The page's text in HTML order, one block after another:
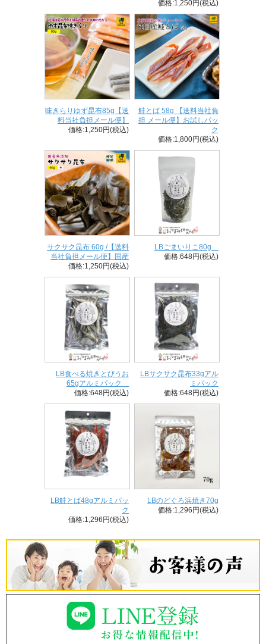
価格:1,250円(税込)
味きらりゆず昆布85g【送
料当社負担メール便】
価格:1,250円(税込)
鮭とば 58g 【送料当社負
担 メール便】お試しパッ
ク
価格:1,800円(税込)
サクサク昆布 60g /【送料
当社負担メール便】国産
価格:1,250円(税込)
LBごまいりこ80g
価格:648円(税込)
LB食べる焼きとびうお
65gアルミパック
価格:648円(税込)
LBサクサク昆布33gアル
ミパック
価格:648円(税込)
LB鮭とば48gアルミパッ
ク
価格:1,296円(税込)
LBのどぐろ浜焼き70g
価格:1,296円(税込)